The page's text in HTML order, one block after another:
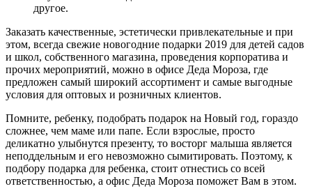
другое.
Заказать качественные, эстетически привлекательные и при
этом, всегда свежие новогодние подарки 2019 для детей садов
и школ, собственного магазина, проведения корпоратива и
прочих мероприятий, можно в офисе Деда Мороза, где
предложен самый широкий ассортимент и самые выгодные
условия для оптовых и розничных клиентов.
Помните, ребенку, подобрать подарок на Новый год, гораздо
сложнее, чем маме или папе. Если взрослые, просто
деликатно улыбнутся презенту, то восторг малыша является
неподдельным и его невозможно сымитировать. Поэтому, к
подбору подарка для ребенка, стоит отнестись со всей
ответственностью, а офис Деда Мороза поможет Вам в этом.